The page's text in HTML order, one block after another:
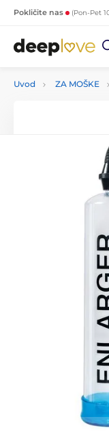
Pokličite nas (Pon-Pet
Uvod ZA MOŠKE